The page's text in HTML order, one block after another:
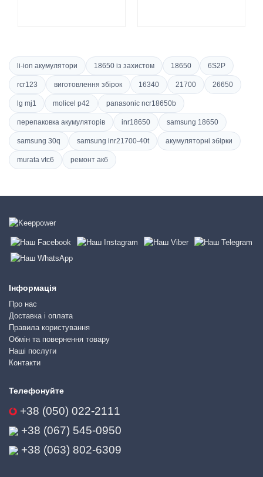
li-ion акумулятори 18650 із захистом 18650 6S2P
rcr123 виготовлення збірок 16340 21700 26650
lg mj1 molicel p42 panasonic ncr18650b
перепаковка акумуляторів inr18650 samsung 18650
samsung 30q samsung inr21700-40t акумуляторні збірки
murata vtc6 ремонт акб
Інформація
Про нас
Доставка і оплата
Правила користування
Обмін та повернення товару
Наші послуги
Контакти
Телефонуйте
+38 (050) 022-2111
+38 (067) 545-0950
+38 (063) 802-6309